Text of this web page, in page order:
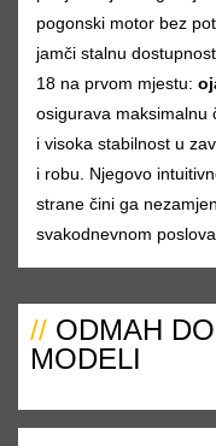
pogonski motor bez
jamči stalnu
18 na prvom mjestu:
osigurava maksimalnu
i visoka stabilnost u
i robu. Njegovo
strane čini ga
svakodnevnom
// ODMAH
MODELI